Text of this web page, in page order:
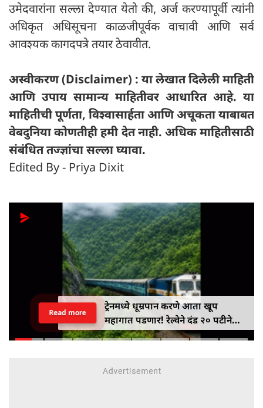
उमेदवारांना सल्ला देण्यात येतो की, अर्ज करण्यापूर्वी त्यांनी
अधिकृत अधिसूचना काळजीपूर्वक वाचावी आणि सर्व
आवश्यक कागदपत्रे तयार ठेवावीत.
अस्वीकरण (Disclaimer) : या लेखात दिलेली माहिती
आणि उपाय सामान्य माहितीवर आधारित आहे. या
माहितीची पूर्णता, विश्वासार्हता आणि अचूकता याबाबत
वेबदुनिया कोणतीही हमी देत ​​नाही. अधिक माहितीसाठी
संबंधित तज्ज्ञांचा सल्ला घ्यावा.
Edited By - Priya Dixit
ट्रेनमध्ये धूम्रपान करणे आता खूप
महागात पडणार! रेल्वेने दंड २० पटीने
वाढवून ₹१०० वरून ₹२,००० केला
Read more